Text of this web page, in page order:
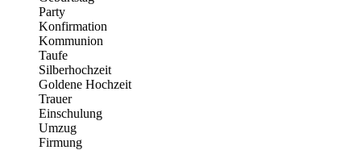
Party
Konfirmation
Kommunion
Taufe
Silberhochzeit
Goldene Hochzeit
Trauer
Einschulung
Umzug
Firmung